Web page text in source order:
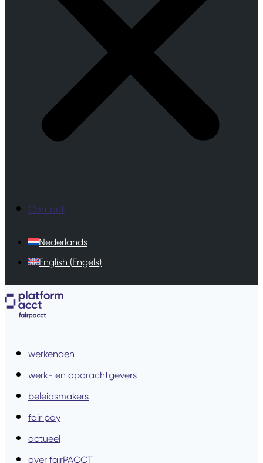
Contact
Nederlands
English (Engels)
werkenden
werk- en opdrachtgevers
beleidsmakers
fair pay
actueel
over fairPACCT